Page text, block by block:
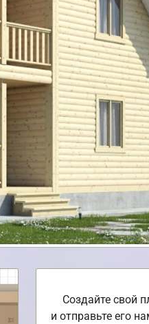
Создайте свой
и отправьте его